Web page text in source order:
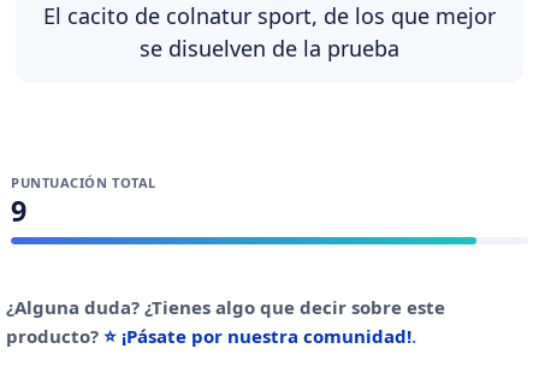
El cacito de colnatur sport, de los que mejor
se disuelven de la prueba
PUNTUACIÓN TOTAL
9
¿Alguna duda? ¿Tienes algo que decir sobre este
producto? ⭐ ¡Pásate por nuestra comunidad!.